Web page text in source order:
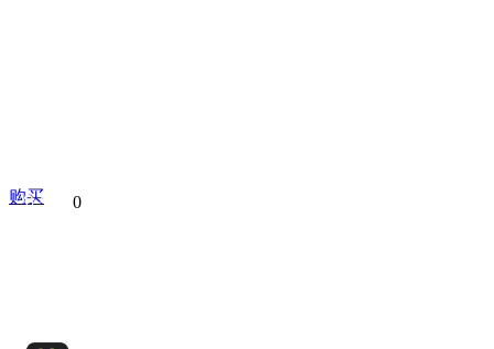
分享到 0
购买